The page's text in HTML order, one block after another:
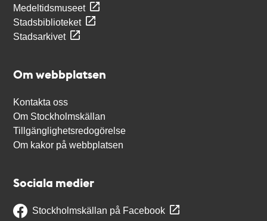
Medeltidsmuseet
Stadsbiblioteket
Stadsarkivet
Om webbplatsen
Kontakta oss
Om Stockholmskällan
Tillgänglighetsredogörelse
Om kakor på webbplatsen
Sociala medier
Stockholmskällan på Facebook